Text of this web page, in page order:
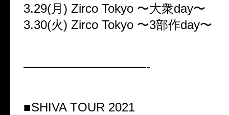
3.29(月) Zirco Tokyo 〜大衆day〜
3.30(火) Zirco Tokyo 〜3部作day〜
——————————-
■SHIVA TOUR 2021